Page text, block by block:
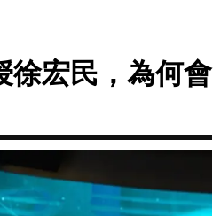
徐宏民，為何會